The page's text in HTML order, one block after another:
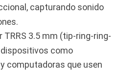
capturando sonido
TRRS 3.5 mm (tip-ring-ring-
como
computadoras que usen